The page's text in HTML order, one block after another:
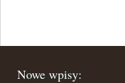
Nowe wpisy: